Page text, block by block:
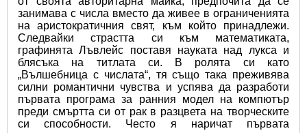
занимава с числа вместо да живее в ограниченията
на аристократичния свят, към който принадлежи.
Следвайки страстта си към математиката,
графинята Лъвлейс поставя науката над лукса и
блясъка на титлата си. В ролята си като
„Вълшебница с числата“, тя също така преживява
силни романтични чувства и успява да разработи
първата програма за ранния модел на компютър
преди смъртта си от рак в разцвета на творческите
си способности. Често я наричат първата